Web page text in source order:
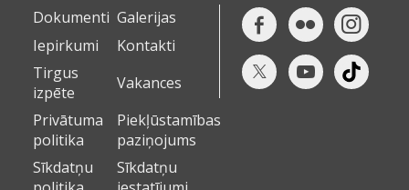
Dokumenti Galerijas
Iepirkumi
Kontakti
Tirgus
izpēte
Vakances
Privātuma
politika
Piekļūstamības
paziņojums
Sīkdatņu
Sīkdatņu